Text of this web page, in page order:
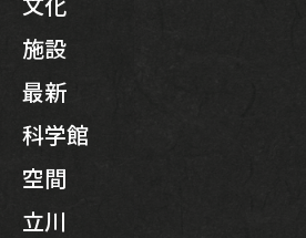
施設
最新
科学館
空間
立川